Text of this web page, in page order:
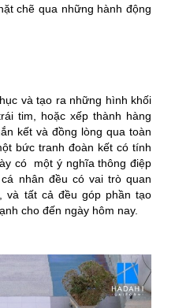
chẽ qua những hành động
và tạo ra những hình khối
tim, hoặc xếp thành hàng
kết và đồng lòng qua toàn
bức tranh đoàn kết có tính
có một ý nghĩa thông điệp
nhân đều có vai trò quan
và tất cả đều góp phần tạo
cho đến ngày hôm nay.